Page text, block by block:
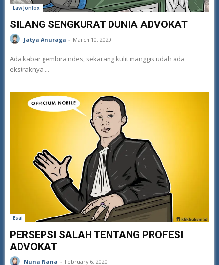
Law Jonfox
SILANG SENGKURAT DUNIA ADVOKAT
Jatya Anuraga - March 10, 2020
Ada kabar gembira ndes, sekarang kulit manggis udah ada
ekstraknya....
Esai
PERSEPSI SALAH TENTANG PROFESI
ADVOKAT
Nuna Nana - February 6, 2020